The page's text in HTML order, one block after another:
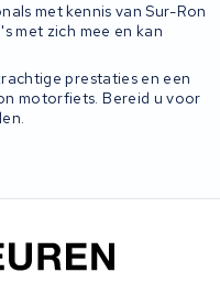
met kennis van Sur-Ron
met zich mee en kan
prestaties en een
motorfiets. Bereid u voor